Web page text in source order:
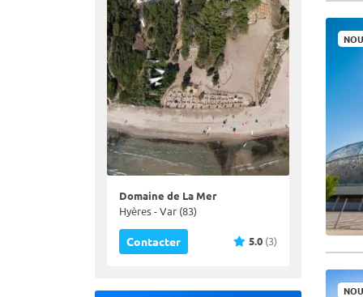
Domaine de La Mer
Hyères - Var (83)
Contacter 5.0 (3)